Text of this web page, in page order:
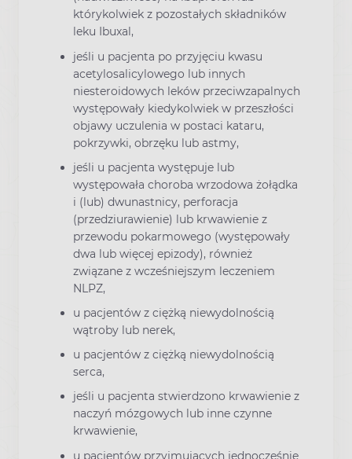
którykolwiek z pozostałych składników
leku Ibuxal,
jeśli u pacjenta po przyjęciu kwasu
acetylosalicylowego lub innych
niesteroidowych leków przeciwzapalnych
występowały kiedykolwiek w przeszłości
objawy uczulenia w postaci kataru,
pokrzywki, obrzęku lub astmy,
jeśli u pacjenta występuje lub
występowała choroba wrzodowa żołądka
i (lub) dwunastnicy, perforacja
(przedziurawienie) lub krwawienie z
przewodu pokarmowego (występowały
dwa lub więcej epizody), również
związane z wcześniejszym leczeniem
NLPZ,
u pacjentów z ciężką niewydolnością
wątroby lub nerek,
u pacjentów z ciężką niewydolnością
serca,
jeśli u pacjenta stwierdzono krwawienie z
naczyń mózgowych lub inne czynne
krwawienie,
u pacjentów przyjmujących jednocześnie